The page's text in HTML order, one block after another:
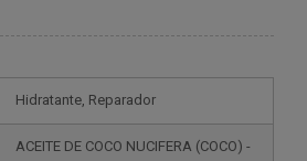
Hidratante, Reparador
ACEITE DE COCO NUCIFERA (COCO) -